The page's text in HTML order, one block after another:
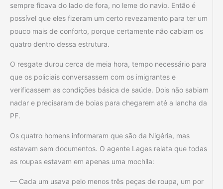
sempre ficava do lado de fora, no leme do navio. Então é
possível que eles fizeram um certo revezamento para ter um
pouco mais de conforto, porque certamente não cabiam os
quatro dentro dessa estrutura.
O resgate durou cerca de meia hora, tempo necessário para
que os policiais conversassem com os imigrantes e
verificassem as condições básica de saúde. Dois não sabiam
nadar e precisaram de boias para chegarem até a lancha da
PF.
Os quatro homens informaram que são da Nigéria, mas
estavam sem documentos. O agente Lages relata que todas
as roupas estavam em apenas uma mochila:
— Cada um usava pelo menos três peças de roupa, um por